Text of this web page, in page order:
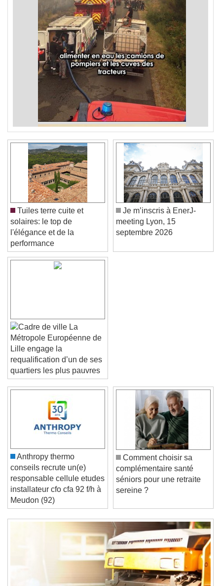
Video Player is loading.
Play Video
Play
Skip Backward
Skip Forward
Current Time0:00
/
Duration -:-
Loaded:0%
Stream TypeLIVE
Seek to live, currently behind live
Remaining Time-0:00
Playback Rate
Chapters
Descriptions
Tuiles terre cuite et
solaires: le top de
l'élégance et de la
performance
Je m’inscris à EnerJ-
meeting Lyon, 15
La
Métropole Européenne de
Lille engage la
requalification d’un de ses
quartiers les plus pauvres
Anthropy thermo
conseils recrute un(e)
responsable cellule etudes
installateur cfo cfa 92 f/h à
Meudon (92)
Comment choisir sa
complémentaire santé
séniors pour une retraite